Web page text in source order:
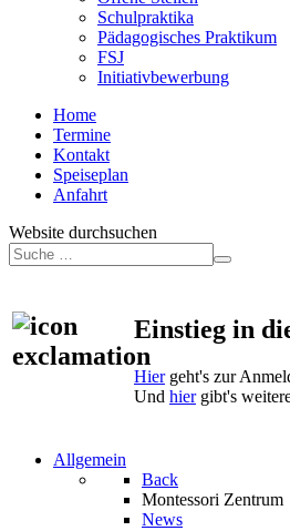
Schulpraktika
Pädagogisches Praktikum
FSJ
Initiativbewerbung
Home
Termine
Kontakt
Speiseplan
Anfahrt
Website durchsuchen
Einstieg in
Hiergeht's zur
Und hiergibt's
Allgemein
Back
Montessori Zentrum
News